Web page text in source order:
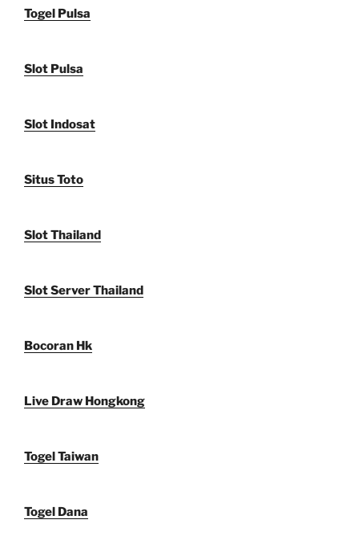
Togel Pulsa
Slot Pulsa
Slot Indosat
Situs Toto
Slot Thailand
Slot Server Thailand
Bocoran Hk
Live Draw Hongkong
Togel Taiwan
Togel Dana